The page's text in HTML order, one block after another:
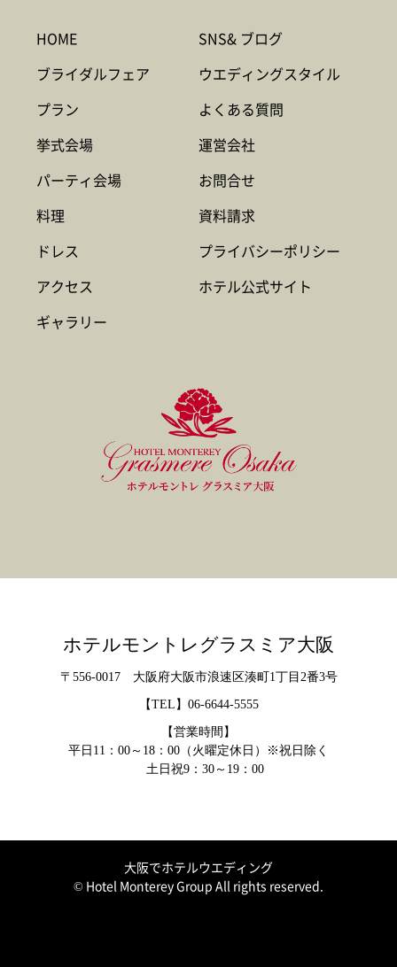
HOME
ブライダルフェア
プラン
挙式会場
パーティ会場
料理
ドレス
アクセス
ギャラリー
SNS& ブログ
ウエディングスタイル
よくある質問
運営会社
お問合せ
資料請求
プライバシーポリシー
ホテル公式サイト
ホテルモントレグラスミア大阪
〒556-0017 大阪府大阪市浪速区湊町1丁目2番3号
【TEL】 06-6644-5555
【営業時間】
平日11：00～18：00（火曜定休日）※祝日除く
土日祝9：30～19：00
大阪でホテルウエディング
© Hotel Monterey Group All rights reserved.